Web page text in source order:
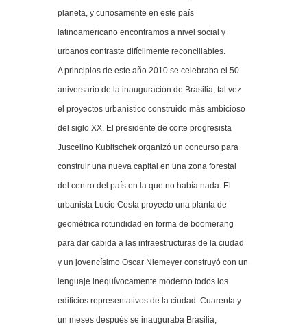
planeta, y curiosamente en este país
latinoamericano encontramos a nivel social y
urbanos contraste difícilmente reconciliables.
A principios de este año 2010 se celebraba el 50
aniversario de la inauguración de Brasilia, tal vez
el proyectos urbanístico construido más ambicioso
del siglo XX. El presidente de corte progresista
Juscelino Kubitschek organizó un concurso para
construir una nueva capital en una zona forestal
del centro del país en la que no había nada. El
urbanista Lucio Costa proyecto una planta de
geométrica rotundidad en forma de boomerang
para dar cabida a las infraestructuras de la ciudad
y un jovencísimo Oscar Niemeyer construyó con un
lenguaje inequívocamente moderno todos los
edificios representativos de la ciudad. Cuarenta y
un meses después se inauguraba Brasilia,